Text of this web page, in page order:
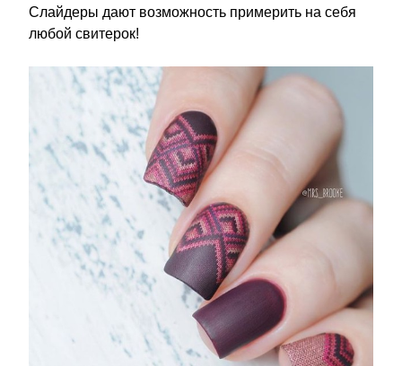
Слайдеры дают возможность примерить на себя
любой свитерок!